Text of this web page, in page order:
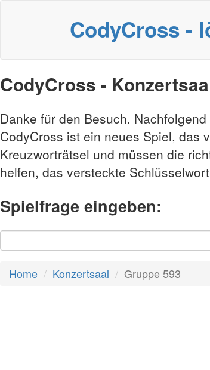
CodyCross -
CodyCross -
Danke für den Besuch.
CodyCross ist ein neues Spiel, das
Kreuzworträtsel und müssen die
helfen, das versteckte
Spielfrage eingeben:
Home Konzertsaal Gruppe 593